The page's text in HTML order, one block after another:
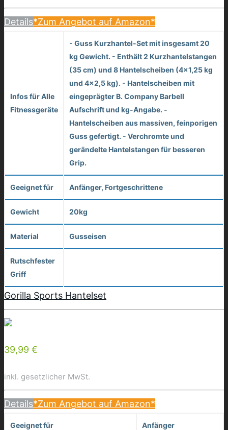
Details*Zum Angebot auf Amazon*
Infos für Alle
Fitnessgeräte
- Guss Kurzhantel-Set mit insgesamt 20
kg Gewicht. - Enthält 2 Kurzhantelstangen
(35 cm) und 8 Hantelscheiben (4x1,25 kg
und 4x2,5 kg). - Hantelscheiben mit
eingeprägter B. Company Barbell
Aufschrift und kg-Angabe. -
Hantelscheiben aus massiven, feinporigen
Guss gefertigt. - Verchromte und
gerändelte Hantelstangen für besseren
Grip.
Geeignet für Anfänger, Fortgeschrittene
Gewicht 20kg
Material Gusseisen
Rutschfester
Griff
Gorilla Sports Hantelset
39,99 €
inkl. gesetzlicher MwSt.
Details*Zum Angebot auf Amazon*
Geeignet für Anfänger